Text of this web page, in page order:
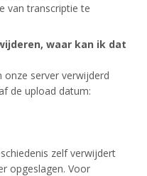
van transcriptie te
waar kan ik dat
onze server verwijderd
de upload datum:
zelf verwijdert
opgeslagen. Voor